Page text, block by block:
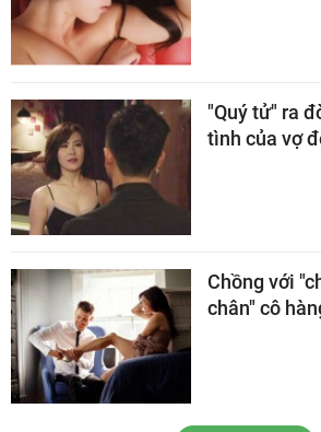
"Quý tử" ra
tình của vợ
Chồng với
chân" cô